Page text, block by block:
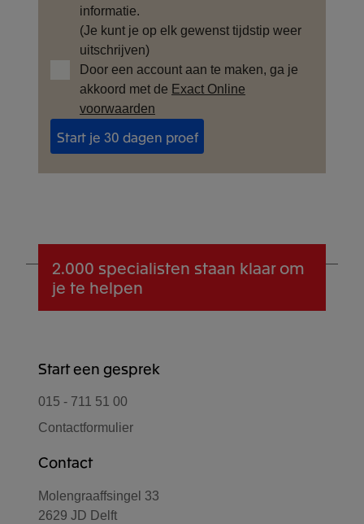
informatie.
(Je kunt je op elk gewenst tijdstip weer
uitschrijven)
Door een account aan te maken, ga je
akkoord met de Exact Online
voorwaarden
Start je 30 dagen proef
2.000 specialisten staan klaar om
je te helpen
Start een gesprek
015 - 711 51 00
Contactformulier
Contact
Molengraaffsingel 33
2629 JD Delft